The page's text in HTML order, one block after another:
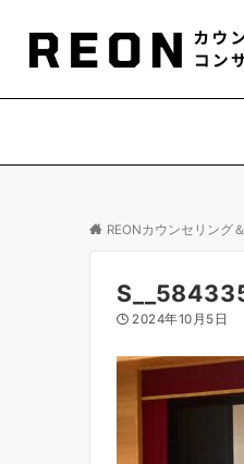
REONカウンセリング
2024年10月5日